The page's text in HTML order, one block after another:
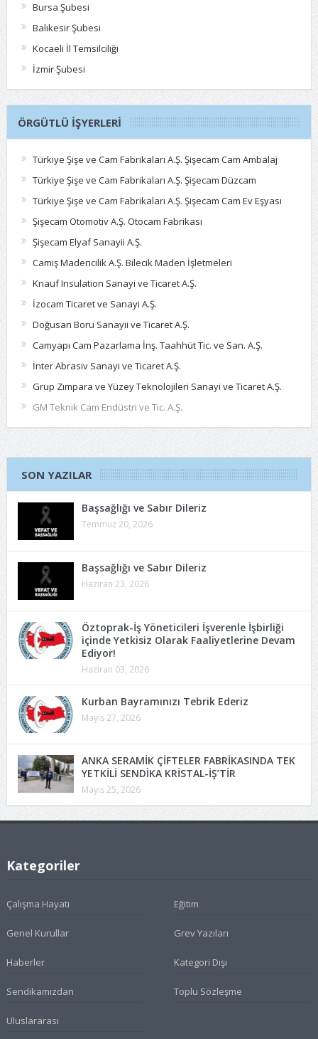
Bursa Şubesi
Balıkesir Şubesi
Kocaeli İl Temsilciliği
İzmir Şubesi
ÖRGÜTLÜ İŞYERLERI
Türkiye Şişe ve Cam Fabrikaları A.Ş. Şişecam Cam Ambalaj
Türkiye Şişe ve Cam Fabrikaları A.Ş. Şişecam Düzcam
Türkiye Şişe ve Cam Fabrikaları A.Ş. Şişecam Cam Ev Eşyası
Şişecam Otomotiv A.Ş. Otocam Fabrikası
Şişecam Elyaf Sanayii A.Ş.
Camiş Madencilik A.Ş. Bilecik Maden İşletmeleri
Knauf Insulation Sanayi ve Ticaret A.Ş.
İzocam Ticaret ve Sanayi A.Ş.
Doğusan Boru Sanayii ve Ticaret A.Ş.
Camyapı Cam Pazarlama İnş. Taahhüt Tic. ve San. A.Ş.
İnter Abrasiv Sanayi ve Ticaret A.Ş.
Grup Zımpara ve Yüzey Teknolojileri Sanayi ve Ticaret A.Ş.
GM Teknik Cam Endüstri ve Tic. A.Ş.
SON YAZILAR
Başsağlığı ve Sabır Dileriz
Temmuz 20, 2026
Başsağlığı ve Sabır Dileriz
Haziran 23, 2026
Öztoprak-İş Yöneticileri İşverenle İşbirliği
içinde Yetkisiz Olarak Faaliyetlerine Devam
Ediyor!
Haziran 03, 2026
Kurban Bayramınızı Tebrik Ederiz
Mayıs 27, 2026
ANKA SERAMİK ÇİFTELER FABRİKASINDA TEK
YETKİLİ SENDİKA KRİSTAL-İŞ’TİR
Mayıs 25, 2026
Kategoriler
Çalışma Hayatı Eğitim
Genel Kurullar Grev Yazıları
Haberler Kategori Dışı
Sendikamızdan Toplu Sözleşme
Uluslararası